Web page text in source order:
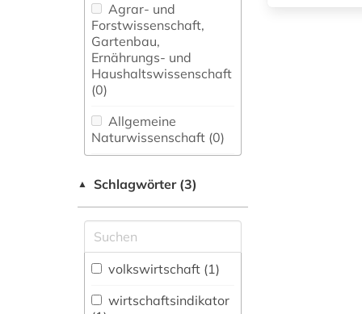
Agrar- und
Forstwissenschaft,
Gartenbau,
Ernährungs- und
Haushaltswissenschaft
(0)
Allgemeine
Naturwissenschaft (0)
fachübergreifende
Allgemeine und
vergleichende Sprach-
und
Literaturwissenschaft.
Indogermanistik.
▲ Schlagwörter (3)
volkswirtschaft (1)
wirtschaftsindikator